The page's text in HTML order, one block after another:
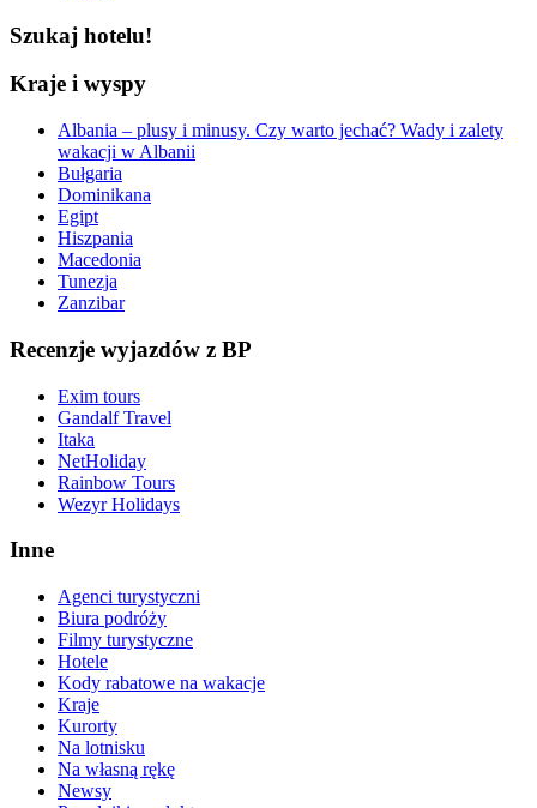
Szukaj hotelu!
Kraje i wyspy
Albania – plusy i minusy. Czy warto jechać? Wady i zalety
wakacji w Albanii
Bułgaria
Dominikana
Egipt
Hiszpania
Macedonia
Tunezja
Zanzibar
Recenzje wyjazdów z BP
Exim tours
Gandalf Travel
Itaka
NetHoliday
Rainbow Tours
Wezyr Holidays
Inne
Agenci turystyczni
Biura podróży
Filmy turystyczne
Hotele
Kody rabatowe na wakacje
Kraje
Kurorty
Na lotnisku
Na własną rękę
Newsy